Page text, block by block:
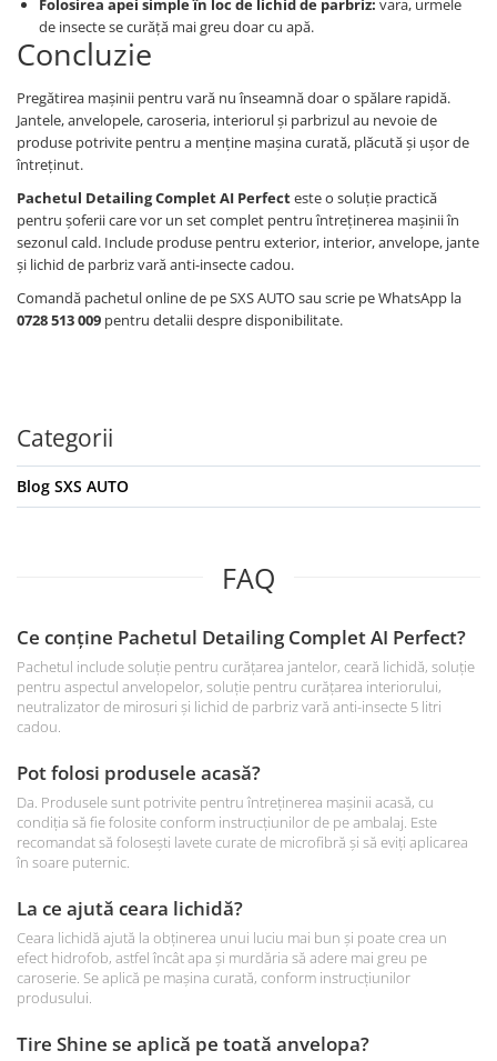
Folosirea apei simple în loc de lichid de parbriz: vara, urmele
de insecte se curăță mai greu doar cu apă.
Concluzie
Pregătirea mașinii pentru vară nu înseamnă doar o spălare rapidă.
Jantele, anvelopele, caroseria, interiorul și parbrizul au nevoie de
produse potrivite pentru a menține mașina curată, plăcută și ușor de
întreținut.
Pachetul Detailing Complet AI Perfecteste o soluție practică
pentru șoferii care vor un set complet pentru întreținerea mașinii în
sezonul cald. Include produse pentru exterior, interior, anvelope, jante
și lichid de parbriz vară anti-insecte cadou.
Comandă pachetul online de pe SXS AUTO sau scrie pe WhatsApp la
0728 513 009 pentru detalii despre disponibilitate.
Categorii
Blog SXS AUTO
FAQ
Ce conține Pachetul Detailing Complet AI Perfect?
Pachetul include soluție pentru curățarea jantelor, ceară lichidă, soluție
pentru aspectul anvelopelor, soluție pentru curățarea interiorului,
neutralizator de mirosuri și lichid de parbriz vară anti-insecte 5 litri
cadou.
Pot folosi produsele acasă?
Da. Produsele sunt potrivite pentru întreținerea mașinii acasă, cu
condiția să fie folosite conform instrucțiunilor de pe ambalaj. Este
recomandat să folosești lavete curate de microfibră și să eviți aplicarea
în soare puternic.
La ce ajută ceara lichidă?
Ceara lichidă ajută la obținerea unui luciu mai bun și poate crea un
efect hidrofob, astfel încât apa și murdăria să adere mai greu pe
caroserie. Se aplică pe mașina curată, conform instrucțiunilor
produsului.
Tire Shine se aplică pe toată anvelopa?